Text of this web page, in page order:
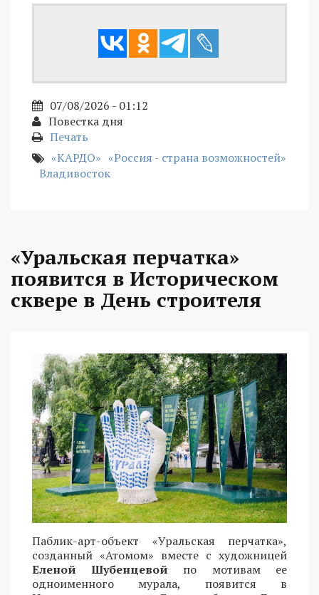
07/08/2026 - 01:12
Повестка дня
Печать
«КАРДО» «Россия - страна возможностей»
Владивосток
«Уральская перчатка»
появится в Историческом
сквере в День строителя
Паблик-арт-объект «Уральская перчатка»,
созданный «Атомом» вместе с художницей
Еленой Шубенцевой по мотивам ее
одноименного мурала, появится в